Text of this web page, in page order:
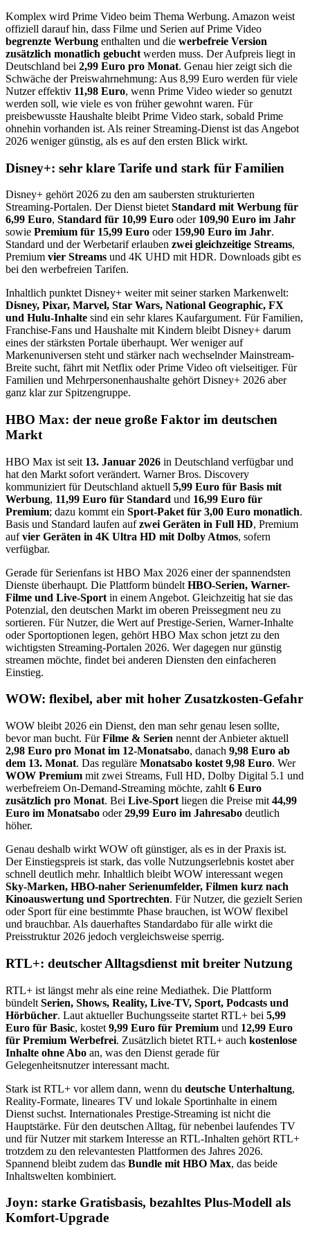
Komplex wird Prime Video beim Thema Werbung. Amazon weist
offiziell darauf hin, dass Filme und Serien auf Prime Video
begrenzte Werbung enthalten und die werbefreie Version
zusätzlich monatlich gebucht werden muss. Der Aufpreis liegt in
Deutschland bei 2,99 Euro pro Monat. Genau hier zeigt sich die
Schwäche der Preiswahrnehmung: Aus 8,99 Euro werden für viele
Nutzer effektiv 11,98 Euro, wenn Prime Video wieder so genutzt
werden soll, wie viele es von früher gewohnt waren. Für
preisbewusste Haushalte bleibt Prime Video stark, sobald Prime
ohnehin vorhanden ist. Als reiner Streaming-Dienst ist das Angebot
2026 weniger günstig, als es auf den ersten Blick wirkt.
Disney+: sehr klare Tarife und stark für Familien
Disney+ gehört 2026 zu den am saubersten strukturierten
Streaming-Portalen. Der Dienst bietet Standard mit Werbung für
6,99 Euro, Standard für 10,99 Euro oder 109,90 Euro im Jahr
sowie Premium für 15,99 Euro oder 159,90 Euro im Jahr.
Standard und der Werbetarif erlauben zwei gleichzeitige Streams,
Premium vier Streams und 4K UHD mit HDR. Downloads gibt es
bei den werbefreien Tarifen.
Inhaltlich punktet Disney+ weiter mit seiner starken Markenwelt:
Disney, Pixar, Marvel, Star Wars, National Geographic, FX
und Hulu-Inhalte sind ein sehr klares Kaufargument. Für Familien,
Franchise-Fans und Haushalte mit Kindern bleibt Disney+ darum
eines der stärksten Portale überhaupt. Wer weniger auf
Markenuniversen steht und stärker nach wechselnder Mainstream-
Breite sucht, fährt mit Netflix oder Prime Video oft vielseitiger. Für
Familien und Mehrpersonenhaushalte gehört Disney+ 2026 aber
ganz klar zur Spitzengruppe.
HBO Max: der neue große Faktor im deutschen
Markt
HBO Max ist seit 13. Januar 2026 in Deutschland verfügbar und
hat den Markt sofort verändert. Warner Bros. Discovery
kommuniziert für Deutschland aktuell 5,99 Euro für Basis mit
Werbung, 11,99 Euro für Standard und 16,99 Euro für
Premium; dazu kommt ein Sport-Paket für 3,00 Euro monatlich.
Basis und Standard laufen aufzwei Geräten in Full HD, Premium
aufvier Geräten in 4K Ultra HD mit Dolby Atmos, sofern
verfügbar.
Gerade für Serienfans ist HBO Max 2026 einer der spannendsten
Dienste überhaupt. Die Plattform bündelt HBO-Serien, Warner-
Filme und Live-Sport in einem Angebot. Gleichzeitig hat sie das
Potenzial, den deutschen Markt im oberen Preissegment neu zu
sortieren. Für Nutzer, die Wert auf Prestige-Serien, Warner-Inhalte
oder Sportoptionen legen, gehört HBO Max schon jetzt zu den
wichtigsten Streaming-Portalen 2026. Wer dagegen nur günstig
streamen möchte, findet bei anderen Diensten den einfacheren
Einstieg.
WOW: flexibel, aber mit hoher Zusatzkosten-Gefahr
WOW bleibt 2026 ein Dienst, den man sehr genau lesen sollte,
bevor man bucht. FürFilme & Serien nennt der Anbieter aktuell
2,98 Euro pro Monat im 12-Monatsabo, danach 9,98 Euro ab
dem 13. Monat. Das reguläre Monatsabo kostet 9,98 Euro. Wer
WOW Premium mit zwei Streams, Full HD, Dolby Digital 5.1 und
werbefreiem On-Demand-Streaming möchte, zahlt 6 Euro
zusätzlich pro Monat. Bei Live-Sport liegen die Preise mit 44,99
Euro im Monatsabo oder29,99 Euro im Jahresabo deutlich
höher.
Genau deshalb wirkt WOW oft günstiger, als es in der Praxis ist.
Der Einstiegspreis ist stark, das volle Nutzungserlebnis kostet aber
schnell deutlich mehr. Inhaltlich bleibt WOW interessant wegen
Sky-Marken, HBO-naher Serienumfelder, Filmen kurz nach
Kinoauswertung und Sportrechten. Für Nutzer, die gezielt Serien
oder Sport für eine bestimmte Phase brauchen, ist WOW flexibel
und brauchbar. Als dauerhaftes Standardabo für alle wirkt die
Preisstruktur 2026 jedoch vergleichsweise sperrig.
RTL+: deutscher Alltagsdienst mit breiter Nutzung
RTL+ ist längst mehr als eine reine Mediathek. Die Plattform
bündelt Serien, Shows, Reality, Live-TV, Sport, Podcasts und
Hörbücher. Laut aktueller Buchungsseite startet RTL+ bei 5,99
Euro für Basic, kostet 9,99 Euro für Premium und 12,99 Euro
für Premium Werbefrei. Zusätzlich bietet RTL+ auch kostenlose
Inhalte ohne Abo an, was den Dienst gerade für
Gelegenheitsnutzer interessant macht.
Stark ist RTL+ vor allem dann, wenn du deutsche Unterhaltung,
Reality-Formate, lineares TV und lokale Sportinhalte in einem
Dienst suchst. Internationales Prestige-Streaming ist nicht die
Hauptstärke. Für den deutschen Alltag, für nebenbei laufendes TV
und für Nutzer mit starkem Interesse an RTL-Inhalten gehört RTL+
trotzdem zu den relevantesten Plattformen des Jahres 2026.
Spannend bleibt zudem das Bundle mit HBO Max, das beide
Inhaltswelten kombiniert.
Joyn: starke Gratisbasis, bezahltes Plus-Modell als
Komfort-Upgrade